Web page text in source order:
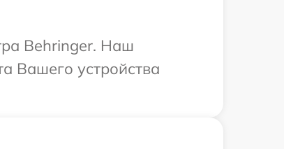
Behringer. Наш
Вашего устройства